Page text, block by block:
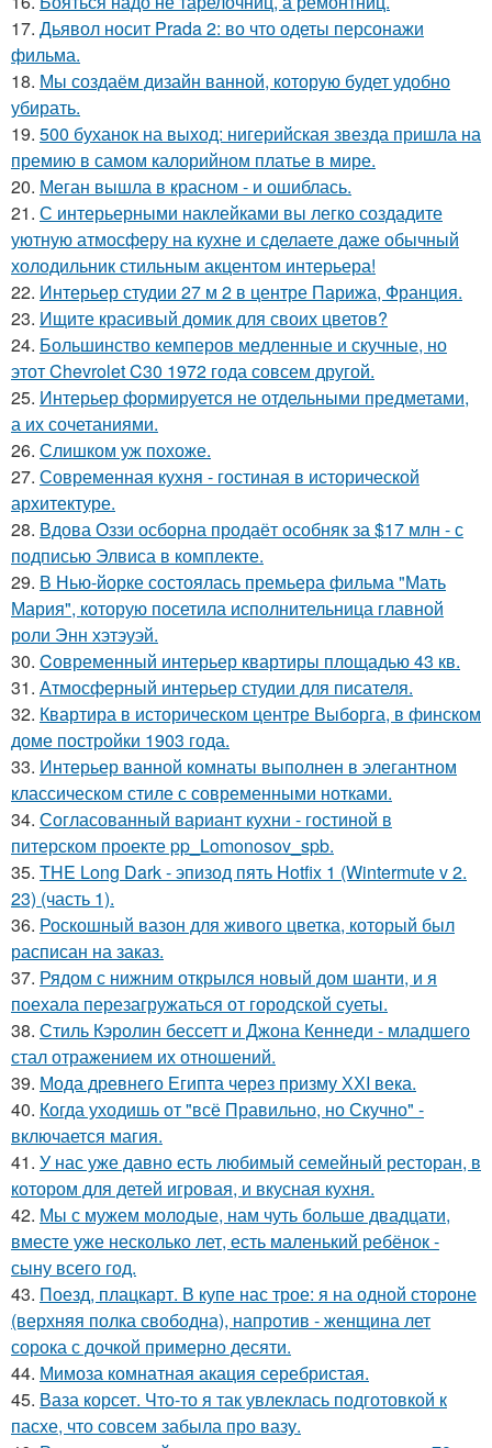
17. Дьявол носит Prada 2: во что одеты персонажи
фильма.
18. Мы создаём дизайн ванной, которую будет удобно
убирать.
19. 500 буханок на выход: нигерийская звезда пришла на
премию в самом калорийном платье в мире.
20. Меган вышла в красном - и ошиблась.
21. С интерьерными наклейками вы легко создадите
уютную атмосферу на кухне и сделаете даже обычный
холодильник стильным акцентом интерьера!
22. Интерьер студии 27 м 2 в центре Парижа, Франция.
23. Ищите красивый домик для своих цветов?
24. Большинство кемперов медленные и скучные, но
этот Chevrolet C30 1972 года совсем другой.
25. Интерьер формируется не отдельными предметами,
а их сочетаниями.
26. Слишком уж похоже.
27. Современная кухня - гостиная в исторической
архитектуре.
28. Вдова Оззи осборна продаёт особняк за $17 млн - с
подписью Элвиса в комплекте.
29. В Нью-йорке состоялась премьера фильма "Мать
Мария", которую посетила исполнительница главной
роли Энн хэтэуэй.
30. Cовременный интерьер квартиры площадью 43 кв.
31. Атмосферный интерьер студии для писателя.
32. Квартира в историческом центре Выборга, в финском
доме постройки 1903 года.
33. Интерьер ванной комнаты выполнен в элегантном
классическом стиле с современными нотками.
34. Согласованный вариант кухни - гостиной в
питерском проекте pp_Lomonosov_spb.
35. THE Long Dark - эпизод пять Hotfix 1 (Wintermute v 2.
23) (часть 1).
36. Роскошный вазон для живого цветка, который был
расписан на заказ.
37. Рядом с нижним открылся новый дом шанти, и я
поехала перезагружаться от городской суеты.
38. Стиль Кэролин бессетт и Джона Кеннеди - младшего
стал отражением их отношений.
39. Мода древнего Египта через призму ХХI века.
40. Когда уходишь от "всё Правильно, но Скучно" -
включается магия.
41. У нас уже давно есть любимый семейный ресторан, в
котором для детей игровая, и вкусная кухня.
42. Мы с мужем молодые, нам чуть больше двадцати,
вместе уже несколько лет, есть маленький ребёнок -
сыну всего год.
43. Поезд, плацкарт. В купе нас трое: я на одной стороне
(верхняя полка свободна), напротив - женщина лет
сорока с дочкой примерно десяти.
44. Мимоза комнатная акация серебристая.
45. Ваза корсет. Что-то я так увлеклась подготовкой к
пасхе, что совсем забыла про вазу.